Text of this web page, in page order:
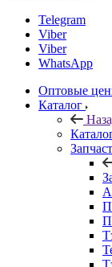
Telegram
Viber
Viber
WhatsApp
Оптовые
Каталог